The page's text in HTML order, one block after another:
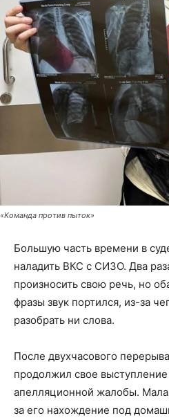
«Команда против пыток»
Большую часть времени в
наладить ВКС с СИЗО. Два
произносить свою речь, но
фразы звук портился, из-за
разобрать ни слова.
После двухчасового
продолжил свое
апелляционной жалобы.
за его нахождение под